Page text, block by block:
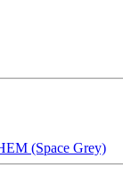
(Space Grey)